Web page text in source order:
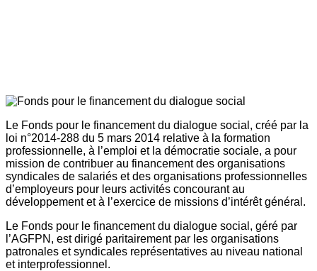
Le Fonds pour le financement du dialogue social, créé par la
loi n°2014-288 du 5 mars 2014 relative à la formation
professionnelle, à l’emploi et la démocratie sociale, a pour
mission de contribuer au financement des organisations
syndicales de salariés et des organisations professionnelles
d’employeurs pour leurs activités concourant au
développement et à l’exercice de missions d’intérêt général.
Le Fonds pour le financement du dialogue social, géré par
l’AGFPN, est dirigé paritairement par les organisations
patronales et syndicales représentatives au niveau national
et interprofessionnel.